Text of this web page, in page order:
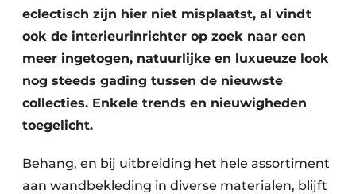
eclectisch zijn hier niet misplaatst, al vindt
ook de interieurinrichter op zoek naar een
meer ingetogen, natuurlijke en luxueuze look
nog steeds gading tussen de nieuwste
collecties. Enkele trends en nieuwigheden
toegelicht.
Behang, en bij uitbreiding het hele assortiment
aan wandbekleding in diverse materialen, blijft